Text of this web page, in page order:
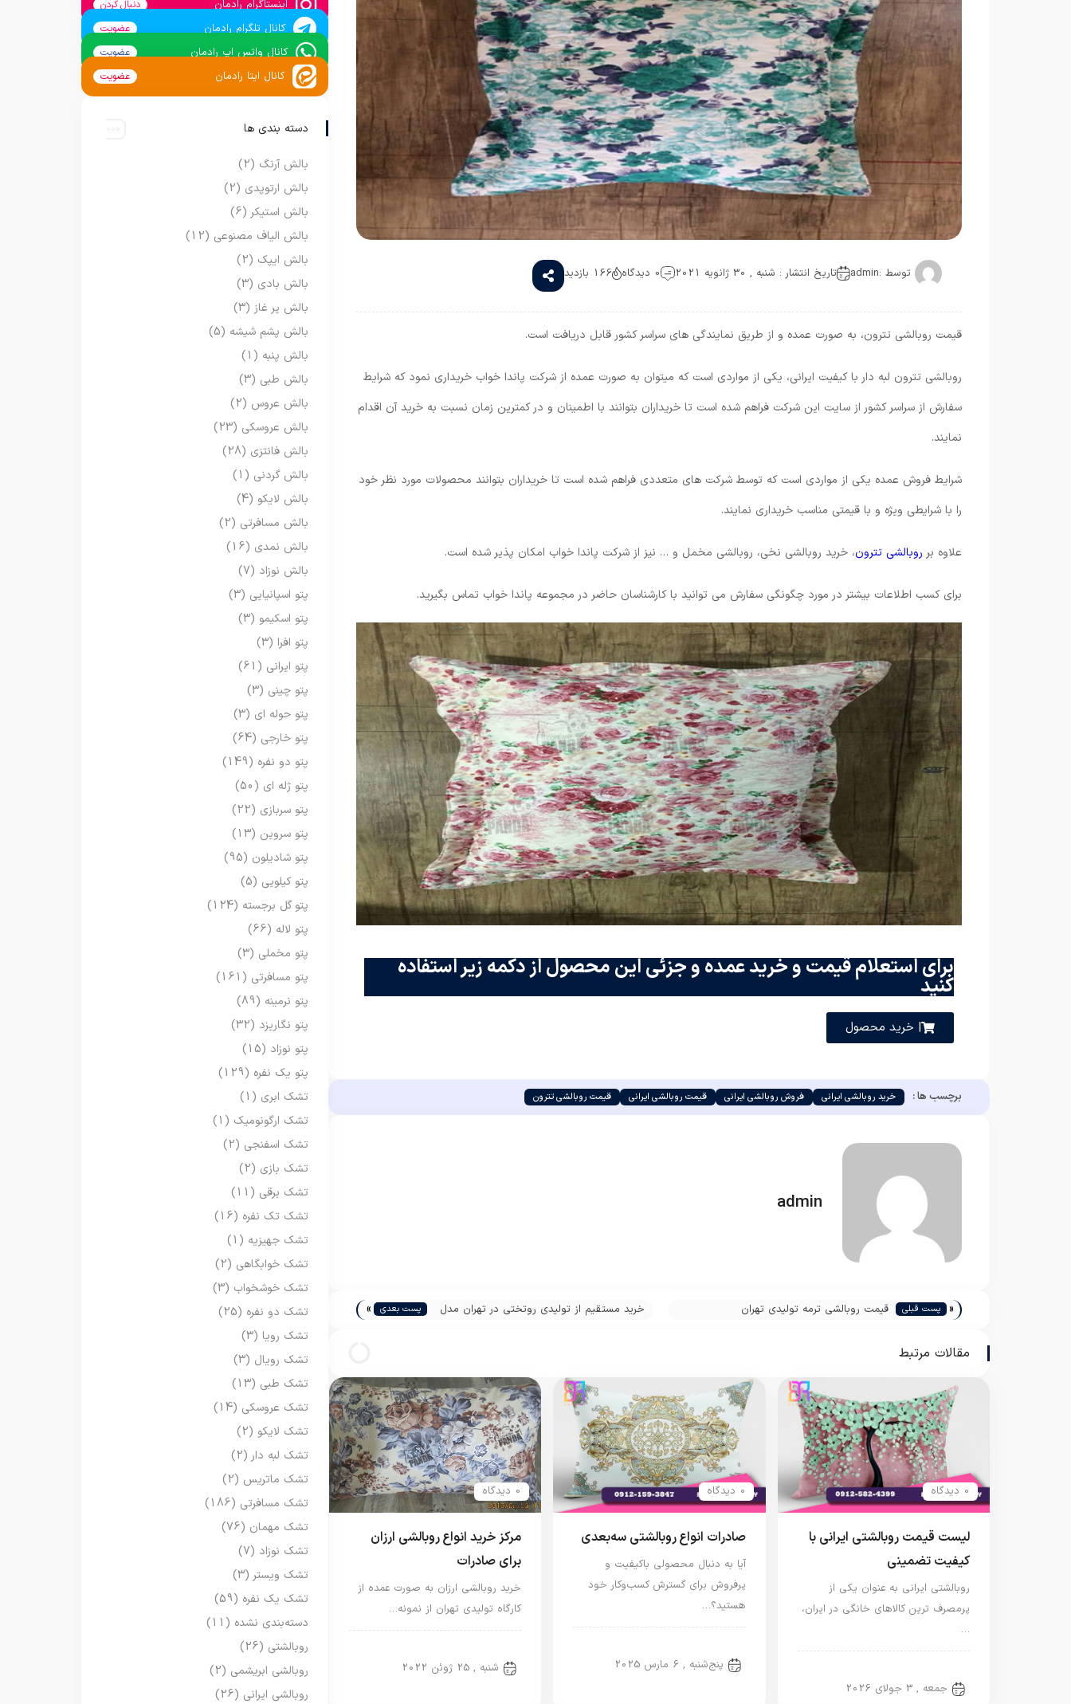
توسط :admin تاریخ انتشار : شنبه , 30 ژانویه 2021 0 دیدگاه 166 بازدید
قیمت روبالشی تترون، به صورت عمده و از طریق نمایندگی های سراسر کشور قابل دریافت است.
روبالشی تترون لبه دار با کیفیت ایرانی، یکی از مواردی است که‌ میتوان به صورت عمده از شرکت پاندا خواب خریداری نمود که شرایط
سفارش از سراسر کشور از سایت این شرکت فراهم شده است تا خریداران بتوانند با اطمینان و در کمترین زمان نسبت به خرید آن اقدام
نمایند.
شرایط فروش عمده یکی از مواردی است که توسط شرکت های متعددی فراهم شده است تا خریداران بتوانند محصولات مورد نظر خود
را با شرایطی ویژه و با قیمتی مناسب خریداری نمایند.
علاوه بر روبالشی تترون، خرید روبالشی نخی، روبالشی مخمل و … نیز از شرکت پاندا خواب امکان پذیر شده است.
برای کسب اطلاعات بیشتر در مورد چگونگی سفارش می توانید با کارشناسان حاضر در مجموعه پاندا خواب تماس بگیرید.
برای استعلام قیمت و خرید عمده و جزئی این محصول از دکمه زیر استفاده
کنید
| خرید محصول
برچسب ها : خرید روبالشی ایرانی فروش روبالشی ایرانی قیمت روبالشی ایرانی قیمت روبالشی تترون
admin
« پست قبلی قیمت روبالشی ترمه تولیدی تهران
خرید مستقیم از تولیدی روتختی در تهران مدل
پست بعدی »
مقالات مرتبط
0 دیدگاه
لیست قیمت روبالشتی ایرانی با
کیفیت تضمینی
روبالشتی ایرانی به عنوان یکی از
پرمصرف ترین کالاهای خانگی در ایران،
…
جمعه , 3 جولای 2026
0 دیدگاه
صادرات انواع روبالشتی سه‌بعدی
آیا به دنبال محصولی باکیفیت و
پرفروش برای گسترش کسب‌وکار خود
هستید؟…
پنج‌شنبه , 6 مارس 2025
0 دیدگاه
مرکز خرید انواع روبالشی ارزان
برای صادرات
خرید روبالشی ارزان به صورت عمده از
کارگاه تولیدی تهران از نمونه…
شنبه , 25 ژوئن 2022
اینستاگرام رادمان دنبال کردن
کانال تلگرام رادمان عضویت
کانال واتس اپ رادمان عضویت
کانال ایتا رادمان عضویت
دسته بندی ها
بالش آرنگ (2)
بالش ارتوپدی (2)
بالش استیکر (6)
بالش الیاف مصنوعی (12)
بالش ایپک (2)
بالش بادی (3)
بالش پر غاز (3)
بالش پشم شیشه (5)
بالش پنبه (1)
بالش طبی (3)
بالش عروس (2)
بالش عروسکی (23)
بالش فانتزی (28)
بالش گردنی (1)
بالش لایکو (4)
بالش مسافرتی (2)
بالش نمدی (16)
بالش نوزاد (7)
پتو اسپانیایی (3)
پتو اسکیمو (3)
پتو افرا (3)
پتو ایرانی (61)
پتو چینی (3)
پتو حوله ای (3)
پتو خارجی (64)
پتو دو نفره (149)
پتو ژله ای (50)
پتو سربازی (22)
پتو سروین (13)
پتو شادیلون (95)
پتو کیلویی (5)
پتو گل برجسته (124)
پتو لاله (66)
پتو مخملی (3)
پتو مسافرتی (161)
پتو نرمینه (89)
پتو نگاریزد (32)
پتو نوزاد (15)
پتو یک نفره (129)
تشک ابری (1)
تشک ارگونومیک (1)
تشک اسفنجی (2)
تشک بازی (2)
تشک برقی (11)
تشک تک نفره (16)
تشک جهیزیه (1)
تشک خوابگاهی (2)
تشک خوشخواب (3)
تشک دو نفره (25)
تشک رویا (3)
تشک رویال (3)
تشک طبی (13)
تشک عروسکی (14)
تشک لایکو (2)
تشک لبه دار (2)
تشک ماتریس (2)
تشک مسافرتی (186)
تشک مهمان (76)
تشک نوزاد (7)
تشک ویستر (3)
تشک یک نفره (59)
دسته‌بندی نشده (11)
روبالشتی (26)
روبالشی ابریشمی (2)
روبالشی ایرانی (26)